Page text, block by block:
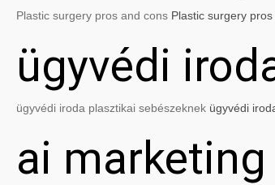
Plastic surgery pros and cons Plastic surgery
ügyvédi
ügyvédi iroda plasztikai sebészeknek ügyvédi
ai